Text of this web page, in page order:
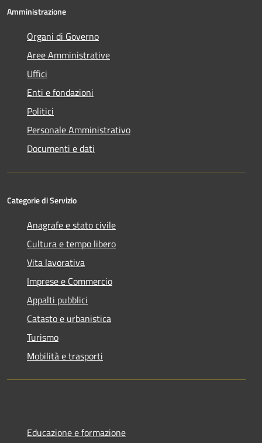
Amministrazione
Organi di Governo
Aree Amministrative
Uffici
Enti e fondazioni
Politici
Personale Amministrativo
Documenti e dati
Categorie di Servizio
Anagrafe e stato civile
Cultura e tempo libero
Vita lavorativa
Imprese e Commercio
Appalti pubblici
Catasto e urbanistica
Turismo
Mobilità e trasporti
Educazione e formazione